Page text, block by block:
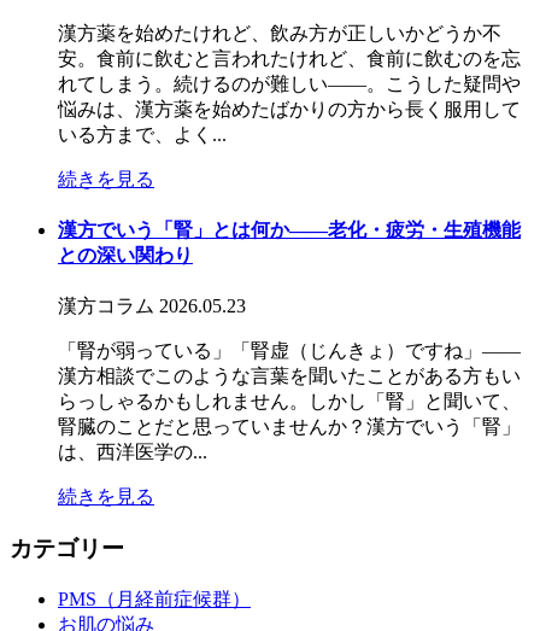
漢方薬を始めたけれど、飲み方が正しいかどうか不
安。食前に飲むと言われたけれど、食前に飲むのを忘
れてしまう。続けるのが難しい——。こうした疑問や
悩みは、漢方薬を始めたばかりの方から長く服用して
いる方まで、よく...
続きを見る
漢方でいう「腎」とは何か――老化・疲労・生殖機能
との深い関わり
漢方コラム 2026.05.23
「腎が弱っている」「腎虚（じんきょ）ですね」——
漢方相談でこのような言葉を聞いたことがある方もい
らっしゃるかもしれません。しかし「腎」と聞いて、
腎臓のことだと思っていませんか？漢方でいう「腎」
は、西洋医学の...
続きを見る
カテゴリー
PMS（月経前症候群）
お肌の悩み